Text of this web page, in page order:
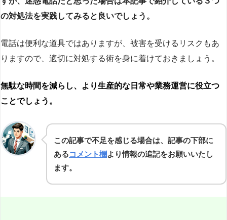
の対処法を実践してみると良いでしょう。
電話は便利な道具ではありますが、被害を受けるリスクもあ
りますので、適切に対処する術を身に着けておきましょう。
無駄な時間を減らし、より生産的な日常や業務運営に役立つ
ことでしょう。
この記事で不足を感じる場合は、記事の下部に
あるコメント欄より情報の追記をお願いいたし
ます。